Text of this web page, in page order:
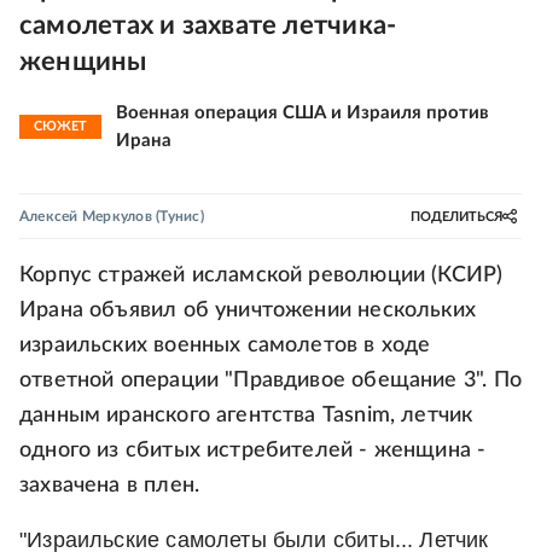
самолетах и захвате летчика-
женщины
СЮЖЕТ
Военная операция США и Израиля против
Ирана
Алексей Меркулов(Тунис) ПОДЕЛИТЬСЯ
Корпус стражей исламской революции (КСИР)
Ирана объявил об уничтожении нескольких
израильских военных самолетов в ходе
ответной операции "Правдивое обещание 3". По
данным иранского агентства Tasnim, летчик
одного из сбитых истребителей - женщина -
захвачена в плен.
"Израильские самолеты были сбиты... Летчик